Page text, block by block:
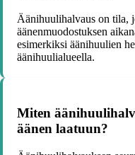
Äänihuulihalvaus on tila,
äänenmuodostuksen
esimerkiksi äänihuulien
äänihuulialueella.
Miten
äänen laatuun?